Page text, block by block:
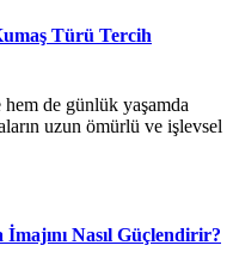
Türü Tercih
de günlük yaşamda
uzun ömürlü ve işlevsel
Nasıl Güçlendirir?